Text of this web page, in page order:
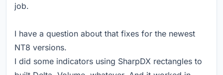
job.
I have a question about that fixes for the newest
NT8 versions.
I did some indicators using SharpDX rectangles to